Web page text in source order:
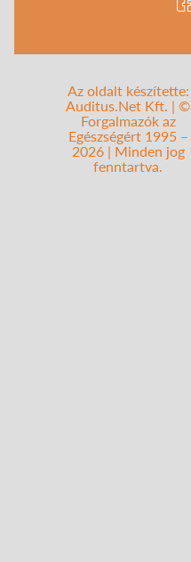
Az oldalt készítette:
Auditus.Net Kft. | ©
Forgalmazók az
Egészségért 1995 –
2026 | Minden jog
fenntartva.